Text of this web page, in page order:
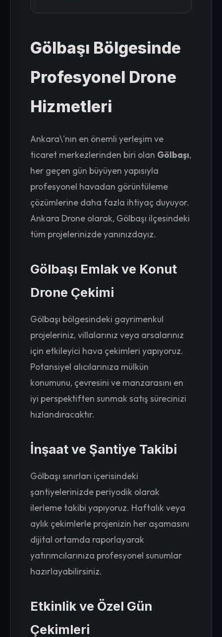
Gölbaşı Bölgesinde
Profesyonel Drone
Hizmetleri
Ankara\'nın en önemli yerleşim ve
ticaret merkezlerinden biri olan Gölbaşı,
her geçen gün büyüyen yapısıyla
profesyonel havadan görüntüleme
çözümlerine daha fazla ihtiyaç duyuyor.
Ankara Drone olarak, Gölbaşı ilçesindeki
tüm projelerinizde yanınızdayız.
Gölbaşı Emlak ve Konut
Drone Çekimi
Gölbaşı bölgesindeki gayrimenkul
projeleriniz, villalarınız veya arsalarınız
için etkileyici hava çekimleri yapıyoruz.
Potansiyel alıcılarınıza mülkün
konumunu, çevresini ve manzarasını en
iyi perspektiften sunmak satış sürecinizi
hızlandıracaktır.
İnşaat ve Şantiye Takibi
Gölbaşı sınırları içerisindeki
şantiyelerinizde periyodik olarak
ilerleme takibi yapıyoruz. Haftalık veya
aylık çekimlerle projenizin her aşamasını
dijital ortamda raporlayarak
yatırımcılarınıza profesyonel sunumlar
hazırlayabilirsiniz.
Etkinlik ve Özel Gün
Çekimleri